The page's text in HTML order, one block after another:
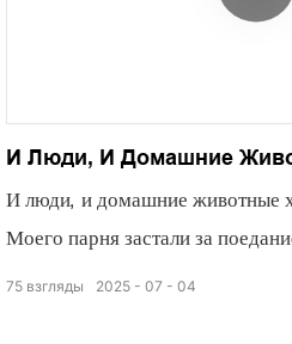
Завершенность можно
И Люди, И Домашние
И люди, и домашние животные
Моего парня застали за
домашнего животного.
2025 07 04
75 взгляды